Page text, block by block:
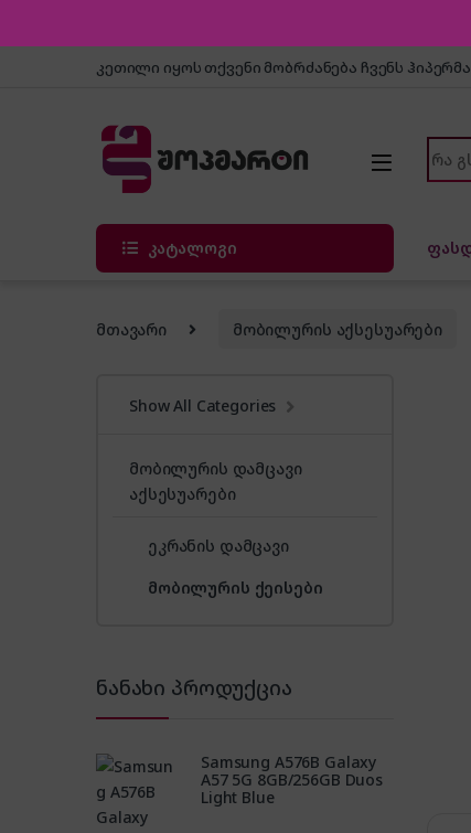
კეთილი იყოს თქვენი მობრძანება ჩვენს
კატალოგი
მთავარი მობილურის აქსესუარები
Show All Categories
მობილურის დამცავი
აქსესუარები
ეკრანის დამცავი
მობილურის ქეისები
ნანახი პროდუქცია
Samsung A576B Galaxy
A57 5G 8GB/256GB Duos
Light Blue